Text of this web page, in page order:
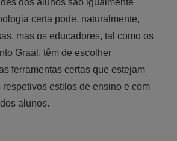
certa pode, naturalmente,
mas os educadores, tal como os
Graal, têm de escolher
ferramentas certas que estejam
estilos de ensino e com
alunos.